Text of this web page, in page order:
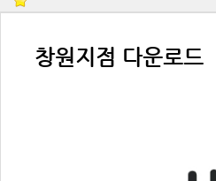
⠀창원지점 다운로드